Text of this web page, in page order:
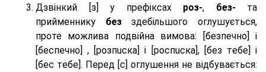
Дзвінкий [з] у префіксах роз-, без- та
прийменнику безздебільшого оглушується,
проте можлива подвійна вимова: [безпeчно] і
[беспeчно] , [розпuска] і [роспuска], [без тeбе] і
[бес тeбе]. Перед [с] оглушення не відбувається: